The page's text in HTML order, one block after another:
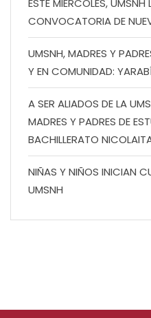
ESTE MIÉRCOLES,
CONVOCATORIA DE
UMSNH, MADRES Y
Y EN COMUNIDAD:
A SER ALIADOS DE LA
MADRES Y PADRES DE
BACHILLERATO
NIÑAS Y NIÑOS INICIAN
UMSNH